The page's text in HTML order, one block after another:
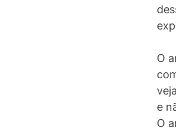
O
e
O